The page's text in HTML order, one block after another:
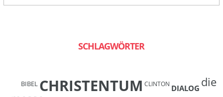
SCHLAGWÖRTER
BIBEL CHRISTENTUM CLINTON DIALOG die